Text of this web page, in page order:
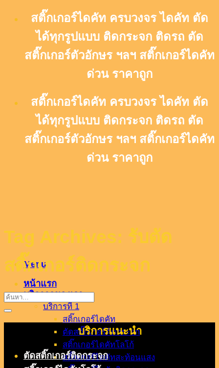
สติ๊กเกอร์ไดคัท ครบวงจร ไดคัท ตัด
ได้ทุกรูปแบบ ติดกระจก ติดรถ ตัด
สติ๊กเกอร์ตัวอักษร ฯลฯ สติ๊กเกอร์ไดคัท
ด่วน ราคาถูก
สติ๊กเกอร์ไดคัท ครบวงจร ไดคัท ตัด
ได้ทุกรูปแบบ ติดกระจก ติดรถ ตัด
สติ๊กเกอร์ตัวอักษร ฯลฯ สติ๊กเกอร์ไดคัท
ด่วน ราคาถูก
Menu
หน้าแรก
บริกาารของเรา
บริการที่ 1
สติ๊กเกอร์ไดคัท
ตัดสติ๊กเกอร์ติดกระจก
สติ๊กเกอร์ไดคัทโลโก้
สติ๊กเกอร์ไดคัทสะท้อนแสง
Tag Archives: รับตัด
สติ๊กเกอร์ติดกระจก
บริการแนะนำ
ตัดสติ๊กเกอร์ติดกระจก